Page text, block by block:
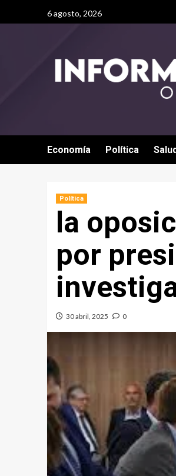
6 agosto, 2026
Economía Política Salud
Política
la
por
30 abril, 2025 0